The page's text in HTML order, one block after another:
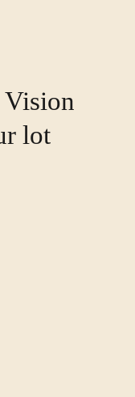
Vision
lot